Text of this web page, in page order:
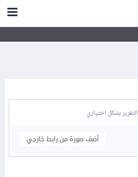
بشكل اختياري
أضف صورة من رابط خارجي